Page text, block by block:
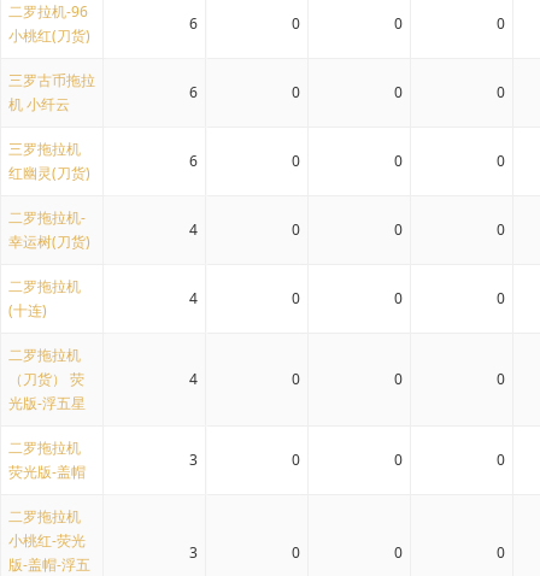
二罗拉机-96
小桃红(刀货)
6 0 0 0
三罗古币拖拉
机 小纤云
6 0 0 0
三罗拖拉机
红幽灵(刀货)
6 0 0 0
二罗拖拉机-
幸运树(刀货)
4 0 0 0
二罗拖拉机
(十连)
4 0 0 0
二罗拖拉机
（刀货） 荧
光版-浮五星
4 0 0 0
二罗拖拉机
荧光版-盖帽
3 0 0 0
二罗拖拉机
小桃红-荧光
版-盖帽-浮五
3 0 0 0